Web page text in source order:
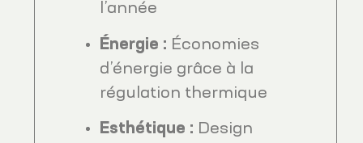
l’année
Énergie : Économies
d’énergie grâce à la
régulation thermique
Esthétique : Design